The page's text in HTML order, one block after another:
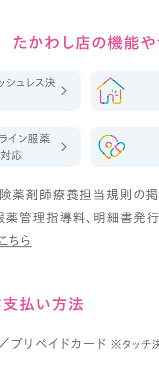
たかわし店の機能や
シュレス決
イン服薬
応
薬剤師療養担当規則の掲
管理指導料、明細書発
ちら
払い⽅法
プリペイドカード ※タッチ